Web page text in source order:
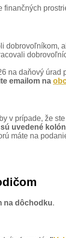
finančných
na daňový úrad
emailom na
v prípade, že
uvedené
máte na
na dôchodku.